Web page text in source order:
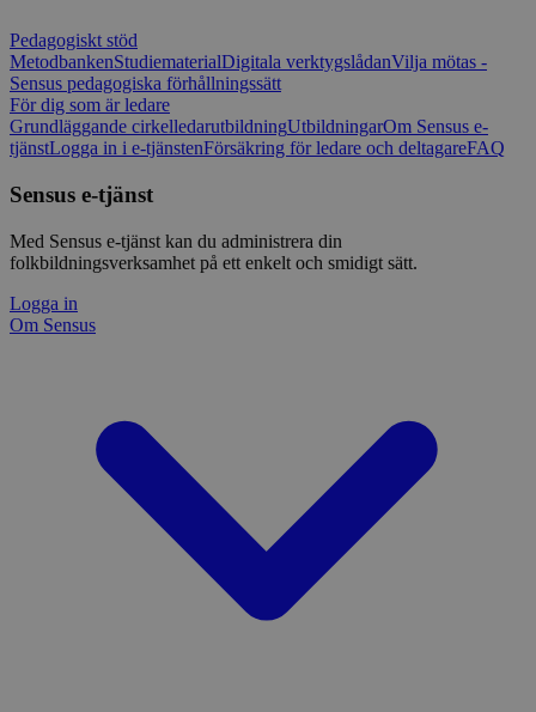
Pedagogiskt stöd
MetodbankenStudiematerialDigitala verktygslådanVilja mötas -
Sensus pedagogiska förhållningssätt
För dig som är ledare
Grundläggande cirkelledarutbildningUtbildningarOm Sensus e-
tjänstLogga in i e-tjänstenFörsäkring för ledare och deltagareFAQ
Sensus e-tjänst
Med Sensus e-tjänst kan du administrera din
folkbildningsverksamhet på ett enkelt och smidigt sätt.
Logga in
Om Sensus